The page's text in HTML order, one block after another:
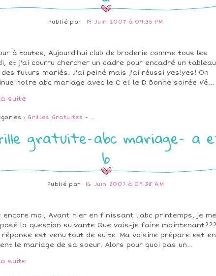
Publié par 19 Juin 2007 à 04:35 PM
à toutes, Aujourd'hui club de broderie comme tous les
et j'ai courru chercher un cadre pour encadré un tableau
des futurs mariés. J'ai peiné mais j'ai réussi yes!yes! On
notre abc mariage avec le C et le D Bonne soirée Vé...
suite
: Grilles Gratuites - …
gratuite-abc mariage- a
b
Publié par 16 Juin 2007 à 09:38 AM
encore moi, Avant hier en finissant l'abc printemps, je
la question suivante Que vais-je faire
réponse est venu tout de suite. Ma voisine prépare est
le mariage de sa soeur. Alors pour quoi pas un...
suite